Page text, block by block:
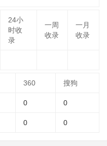
24小
时收
录
一周
收录
一月
收录
360 搜狗
0 0
0 0